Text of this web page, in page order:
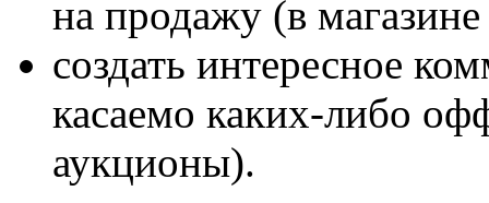
на продажу (в
создать интересное
касаемо каких-либо
аукционы).